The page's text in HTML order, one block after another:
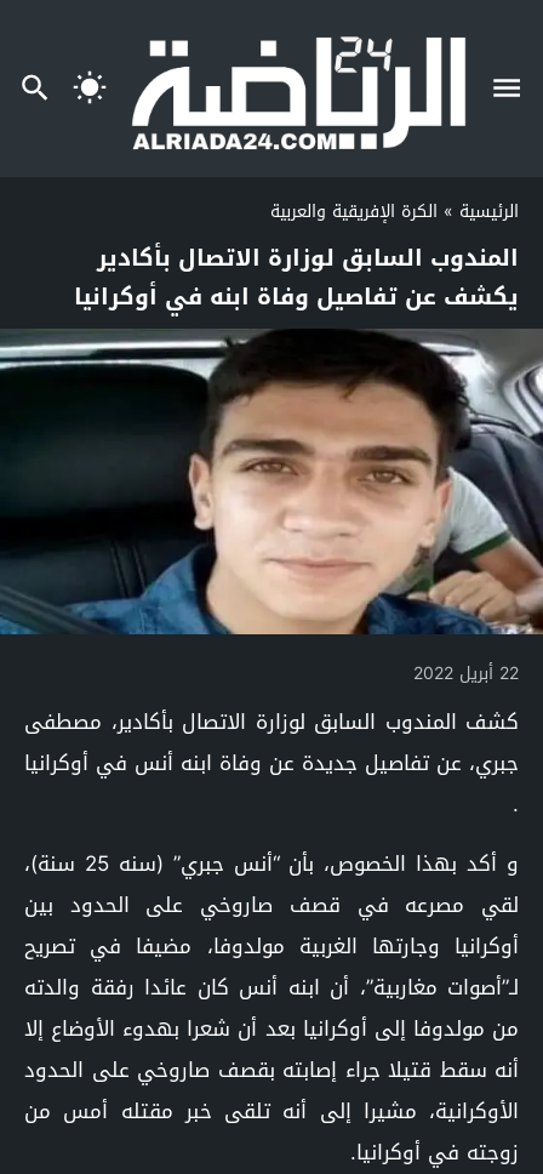
الرئيسية » الكرة الإفريقية والعربية
المندوب السابق لوزارة الاتصال بأكادير
يكشف عن تفاصيل وفاة ابنه في أوكرانيا
22 أبريل 2022
كشف المندوب السابق لوزارة الاتصال بأكادير، مصطفى
جبري، عن تفاصيل جديدة عن وفاة ابنه أنس في أوكرانيا
.
و أكد بهذا الخصوص، بأن “أنس جبري” (سنه 25 سنة)،
لقي مصرعه في قصف صاروخي على الحدود بين
أوكرانيا وجارتها الغربية مولدوفا، مضيفا في تصريح
لـ”أصوات مغاربية”، أن ابنه أنس كان عائدا رفقة والدته
من مولدوفا إلى أوكرانيا بعد أن شعرا بهدوء الأوضاع إلا
أنه سقط قتيلا جراء إصابته بقصف صاروخي على الحدود
الأوكرانية، مشيرا إلى أنه تلقى خبر مقتله أمس من
زوجته في أوكرانيا.